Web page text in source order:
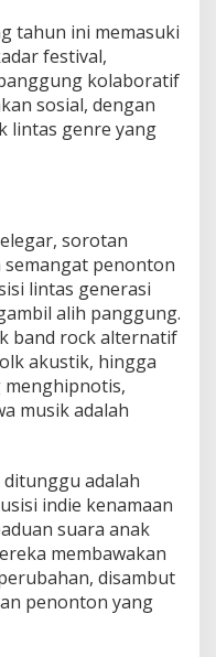
tahun ini memasuki
festival,
kolaboratif
sosial, dengan
lintas genre yang
sorotan
penonton
lintas generasi
alih panggung.
band rock alternatif
akustik, hingga
menghipnotis,
musik adalah
adalah
indie kenamaan
suara anak
membawakan
disambut
penonton yang